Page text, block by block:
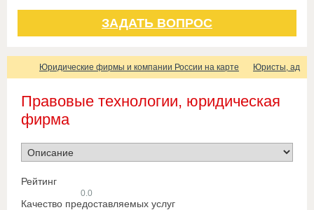
ЗАДАТЬ ВОПРОС
Юридические фирмы и компании России на карте Юристы,
Правовые технологии, юридическая
фирма
Рейтинг
0.0
Качество предоставляемых услуг